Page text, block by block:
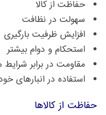
حفاظت از کالا
سهولت در نظافت
افزایش ظرفیت بارگیری
استحکام و دوام بیشتر
مقاومت در برابر
استفاده در انبارهای
حفاظت از کالاها